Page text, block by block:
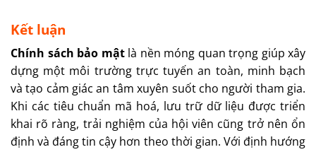
Kết luận
Chính sách bảo mậtlà nền móng quan trọng giúp xây
dựng một môi trường trực tuyến an toàn, minh bạch
và tạo cảm giác an tâm xuyên suốt cho người tham gia.
Khi các tiêu chuẩn mã hoá, lưu trữ dữ liệu được triển
khai rõ ràng, trải nghiệm của hội viên cũng trở nên ổn
định và đáng tin cậy hơn theo thời gian. Với định hướng